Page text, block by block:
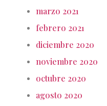
marzo 2021
febrero 2021
diciembre 2020
noviembre 2020
octubre 2020
agosto 2020